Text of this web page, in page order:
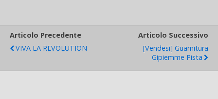
Articolo Precedente
VIVA LA REVOLUTION
Articolo Successivo
[Vendesi] Guarnitura
Gipiemme Pista